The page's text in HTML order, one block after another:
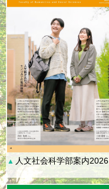
▲ 人文社会科学部案内2026